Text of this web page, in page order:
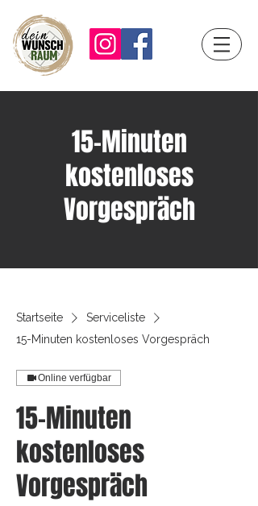
15-Minuten
kostenloses
Vorgespräch
Startseite
Serviceliste
15-Minuten kostenloses Vorgespräch
Online verfügbar
15-Minuten
kostenloses
Vorgespräch